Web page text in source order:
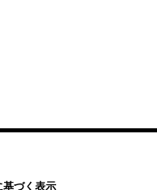
基づく表示